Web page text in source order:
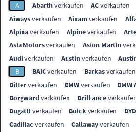
A Abarthverkaufen ACverkaufen
Aiwaysverkaufen Aixamverkaufen
Alpinaverkaufen Alpineverkaufen
Asia Motorsverkaufen Aston Martin
Audi verkaufen Austinverkaufen
B
BAICverkaufen Barkasverkaufen
Bitterverkaufen BMWverkaufen BMW
Borgwardverkaufen Brillianceverkaufen
Bugatti verkaufen Buickverkaufen BYD
Cadillac verkaufen Callawayverkaufen